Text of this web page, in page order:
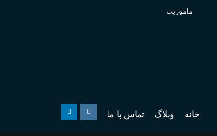
ماموریت
خانه وبلاگ تماس با ما Instagram
Linkedin